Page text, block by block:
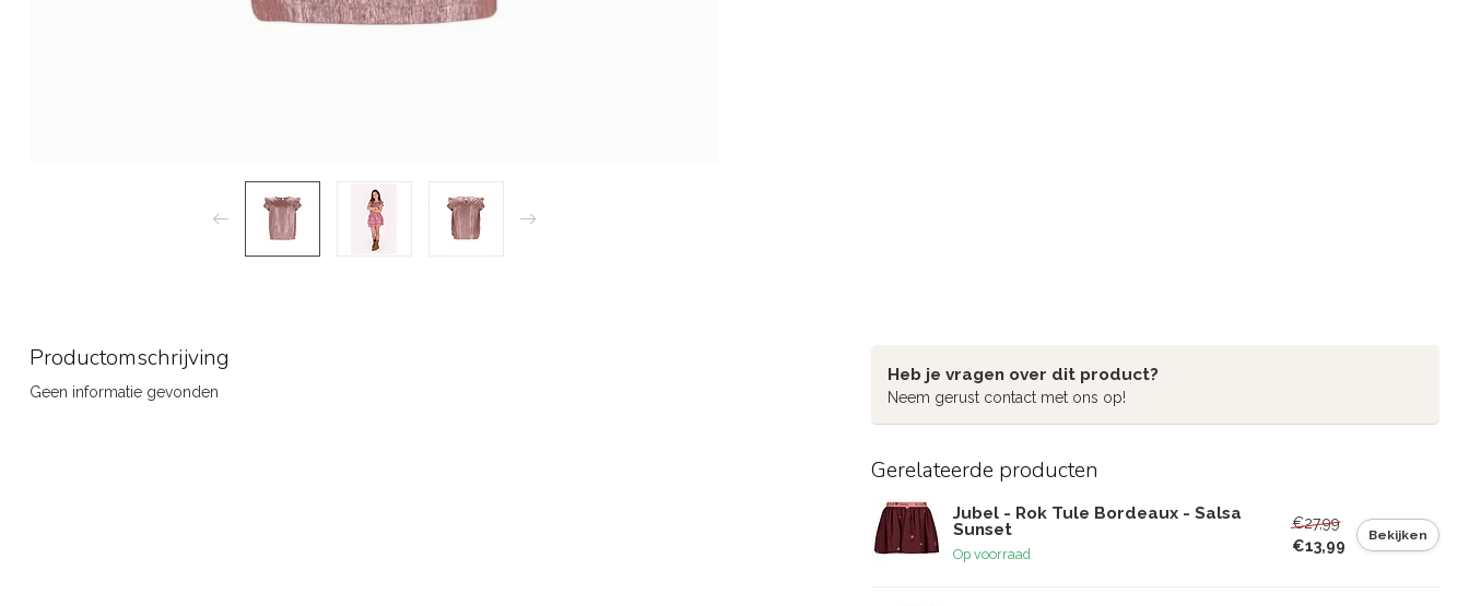
Productomschrijving
Geen informatie gevonden
Heb je vragen over dit product?
Neem gerust contact met ons op!
Gerelateerde producten
Jubel - Rok Tule Bordeaux - Salsa
Sunset
Op voorraad
€27,99
€13,99
Bekijken